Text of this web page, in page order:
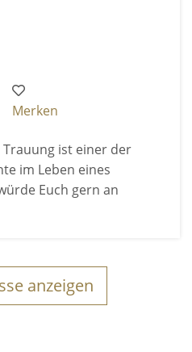
Merken
ist einer der
im Leben eines
Euch gern an
anzeigen